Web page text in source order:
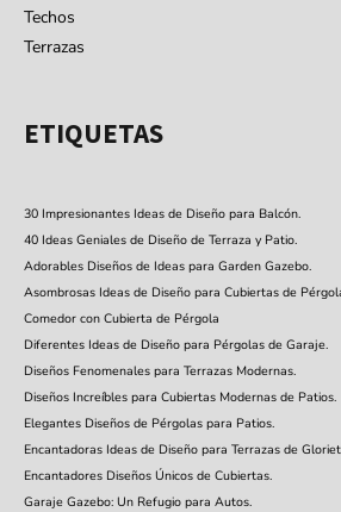
Techos
Terrazas
ETIQUETAS
30 Impresionantes Ideas de Diseño para Balcón.
40 Ideas Geniales de Diseño de Terraza y Patio.
Adorables Diseños de Ideas para Garden Gazebo.
Asombrosas Ideas de Diseño para Cubiertas de
Comedor con Cubierta de Pérgola
Diferentes Ideas de Diseño para Pérgolas de Garaje.
Diseños Fenomenales para Terrazas Modernas.
Diseños Increíbles para Cubiertas Modernas de Patios.
Elegantes Diseños de Pérgolas para Patios.
Encantadoras Ideas de Diseño para Terrazas de
Encantadores Diseños Únicos de Cubiertas.
Garaje Gazebo: Un Refugio para Autos.